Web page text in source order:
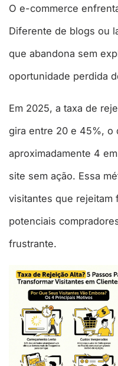
O e-commerce
Diferente de blogs ou
que abandona sem
oportunidade perdida
Em 2025, a taxa de
gira entre 20 e 45%, o
aproximadamente 4
site sem ação. Essa
visitantes que rejeitam
potenciais
frustrante.​